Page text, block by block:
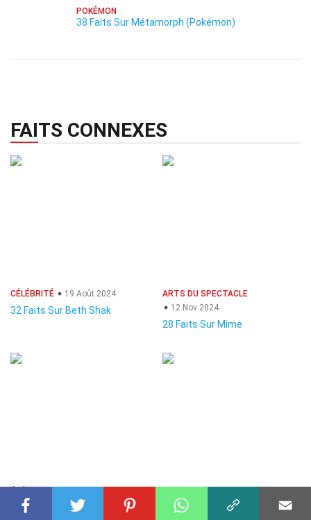
POKÉMON
38 Faits Sur Métamorph (Pokémon)
FAITS CONNEXES
CÉLÉBRITÉ 19 Août 2024
32 Faits Sur Beth Shak
ARTS DU SPECTACLE
12 Nov 2024
28 Faits Sur Mime
03 Déc 2024
22 Nov 2024